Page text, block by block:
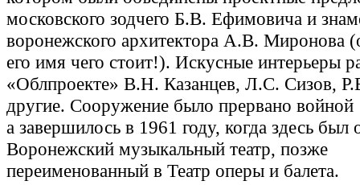
московского зодчего Б.В. Ефимовича и
воронежского архитектора А.В. Миронова
его имя чего стоит!). Искусные интерьеры
«Облпроекте» В.Н. Казанцев, Л.С. Сизов,
другие. Сооружение было прервано
а завершилось в 1961 году, когда здесь был
Воронежский музыкальный театр, позже
переименованный в Театр оперы и балета.